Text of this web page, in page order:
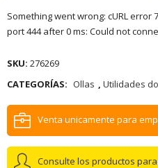
Something went wrong: cURL error
port 444 after 0 ms: Could not
SKU: 276269
CATEGORÍAS: Ollas , Utilidades
Venta unicamente para
Consulte los productos